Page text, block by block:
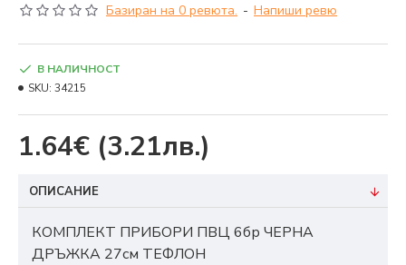
Базиран на 0 ревюта. - Напиши ревю
1.64€ (3.21лв.)
В НАЛИЧНОСТ
SKU: 34215
ОПИСАНИЕ
КОМПЛЕКТ ПРИБОРИ ПВЦ 6бр ЧЕРНА
ДРЪЖКА 27см ТЕФЛОН